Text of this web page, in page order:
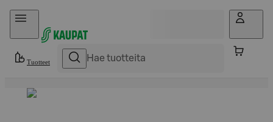
Hyppää sisältöön
Tuotteet